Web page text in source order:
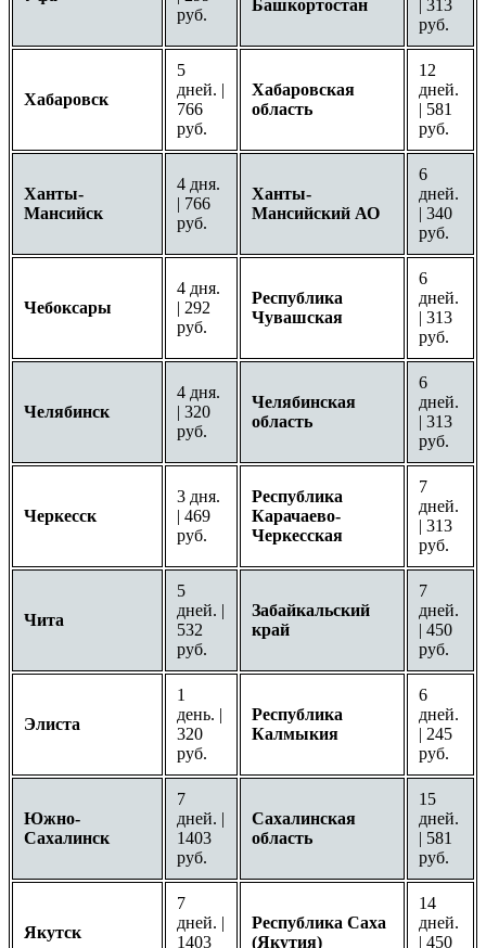
руб.
Башкортостан
| 313
руб.
Хабаровск
5
дней. |
766
руб.
Хабаровская
область
12
дней.
| 581
руб.
Ханты-
Мансийск
4 дня.
| 766
руб.
Ханты-
Мансийский АО
6
дней.
| 340
руб.
Чебоксары
4 дня.
| 292
руб.
Республика
Чувашская
6
дней.
| 313
руб.
Челябинск
4 дня.
| 320
руб.
Челябинская
область
6
дней.
| 313
руб.
Черкесск
3 дня.
| 469
руб.
Республика
Карачаево-
Черкесская
7
дней.
| 313
руб.
Чита
5
дней. |
532
руб.
Забайкальский
край
7
дней.
| 450
руб.
Элиста
1
день. |
320
руб.
Республика
Калмыкия
6
дней.
| 245
руб.
Южно-
Сахалинск
7
дней. |
1403
руб.
Сахалинская
область
15
дней.
| 581
руб.
Якутск
7
дней. |
1403
Республика Саха
(Якутия)
14
дней.
| 450